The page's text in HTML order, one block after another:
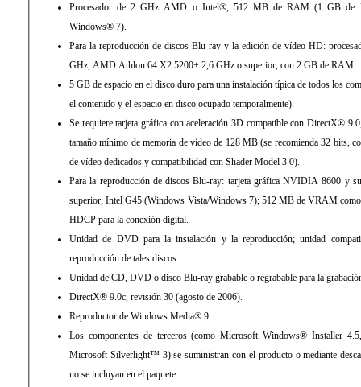
Procesador de 2 GHz AMD o Intel®, 512 MB de RAM (1 GB de
Windows® 7).
Para la reproducción de discos Blu-ray y la edición de vídeo HD:
GHz, AMD Athlon 64 X2 5200+ 2,6 GHz o superior, con 2 GB de RAM.
5 GB de espacio en el disco duro para una instalación típica de todos los
el contenido y el espacio en disco ocupado temporalmente).
Se requiere tarjeta gráfica con aceleración 3D compatible con DirectX®
tamaño mínimo de memoria de vídeo de 128 MB (se recomienda 32 bits,
de vídeo dedicados y compatibilidad con Shader Model 3.0).
Para la reproducción de discos Blu-ray: tarjeta gráfica NVIDIA 8600 y
superior; Intel G45 (Windows Vista/Windows 7); 512 MB de VRAM
HDCP para la conexión digital.
Unidad de DVD para la instalación y la reproducción; unidad
reproducción de tales discos
Unidad de CD, DVD o disco Blu-ray grabable o regrabable para la
DirectX® 9.0c, revisión 30 (agosto de 2006).
Reproductor de Windows Media® 9
Los componentes de terceros (como Microsoft Windows® Installer
Microsoft Silverlight™ 3) se suministran con el producto o mediante
no se incluyan en el paquete.